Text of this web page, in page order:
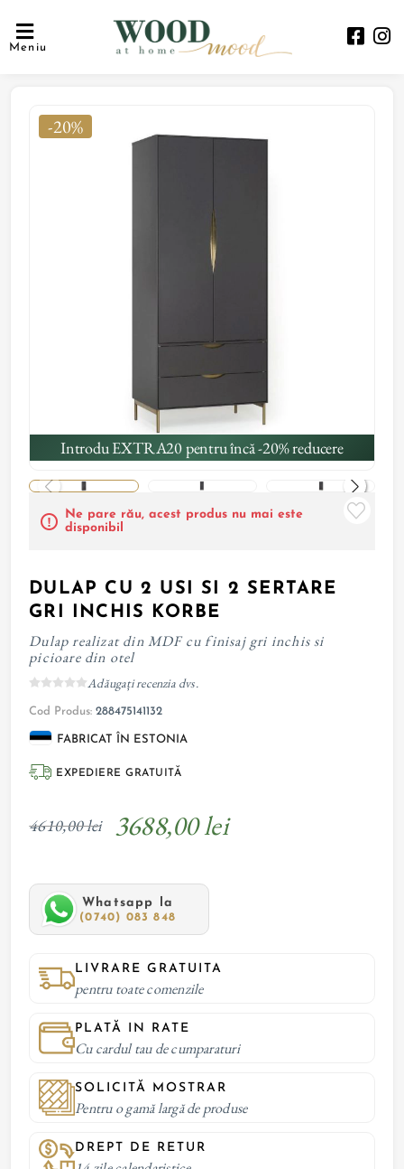
Meniu
-20%
Introdu EXTRA20 pentru încă -20% reducere
Ne pare rău, acest produs nu mai este
disponibil
DULAP CU 2 USI SI 2 SERTARE
GRI INCHIS KORBE
Dulap realizat din MDF cu finisaj gri inchis si
picioare din otel
Adăugați recenzia dvs.
Cod Produs: 288475141132
FABRICAT ÎN ESTONIA
EXPEDIERE GRATUITĂ
4610,00 lei 3688,00 lei
Whatsapp la
(0740) 083 848
LIVRARE GRATUITA
pentru toate comenzile
PLATĂ IN RATE
Cu cardul tau de cumparaturi
SOLICITĂ MOSTRAR
Pentru o gamă largă de produse
DREPT DE RETUR